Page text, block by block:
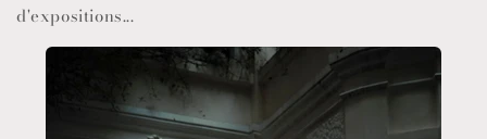
d'expositions...